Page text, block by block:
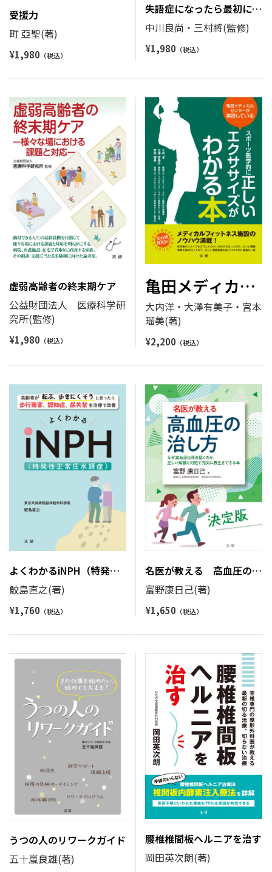
受援力
町 亞聖(著)
¥1,980
失語症になったら最初に読
む本
中川良尚・三村將(監修)
¥1,980
虚弱高齢者の終末期ケア
公益財団法人 医療科学研
究所(監修)
¥1,980
亀田メディカル
センターが実践
している
スポーツ医学的に正しいエ
クササイズがわかる本
大内洋・大澤有美子・宮本
瑠美(著)
¥2,200
よくわかるiNPH（特発性
正常圧水頭症）
鮫島直之(著)
¥1,760
名医が教える 高血圧の治
し方
富野康日己(著)
¥1,650
うつの人のリワークガイド
五十嵐良雄(著)
腰椎椎間板ヘルニアを治す
岡田英次朗(著)